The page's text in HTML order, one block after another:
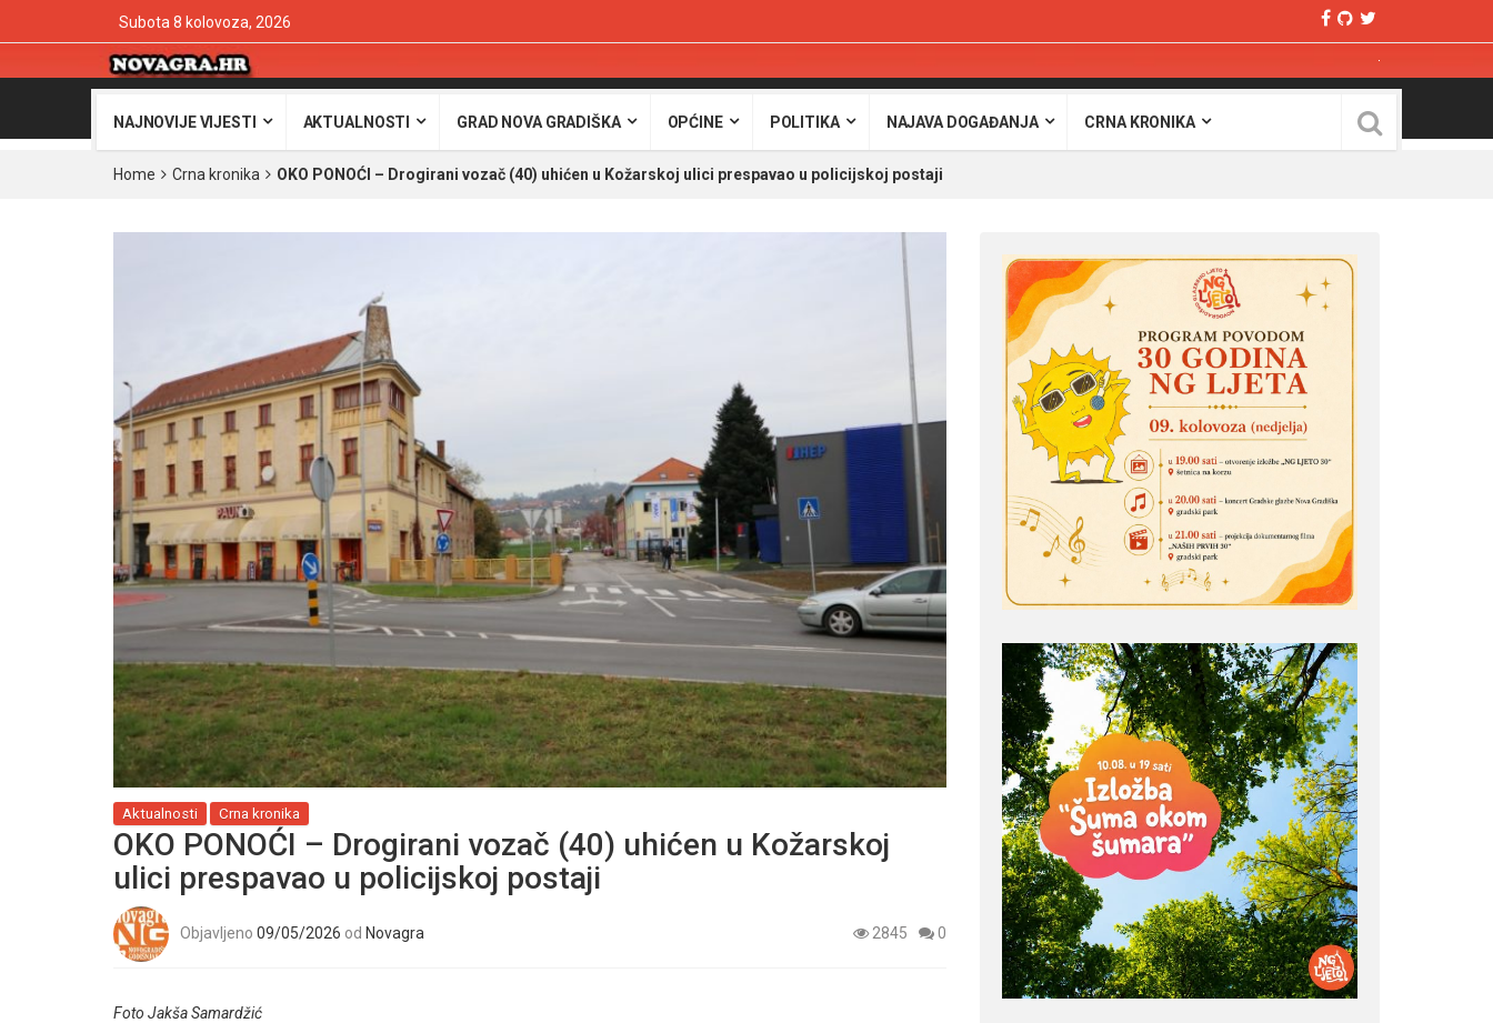
Subota 8 kolovoza, 2026
NAJNOVIJE VIJESTI AKTUALNOSTI GRAD NOVA GRADIŠKA OPĆINE POLITIKA NAJAVA DOGAĐANJA CRNA KRONIKA
Home Crna kronika OKO PONOĆI – Drogirani vozač (40) uhićen u Kožarskoj ulici prespavao u policijskoj postaji
Aktualnosti Crna kronika
OKO PONOĆI – Drogirani vozač (40) uhićen u Kožarskoj
ulici prespavao u policijskoj postaji
Objavljeno 09/05/2026 od Novagra 2845 0
Foto Jakša Samardžić